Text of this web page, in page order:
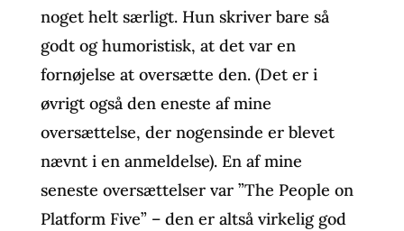
noget helt særligt. Hun skriver bare så
godt og humoristisk, at det var en
fornøjelse at oversætte den. (Det er i
øvrigt også den eneste af mine
oversættelse, der nogensinde er blevet
nævnt i en anmeldelse). En af mine
seneste oversættelser var ”The People on
Platform Five” – den er altså virkelig god